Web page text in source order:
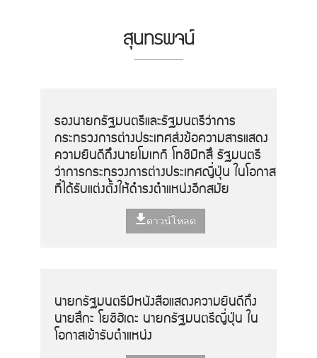
สุนทรพจน์
รองนายกรัฐมนตรีและรัฐมนตรีว่าการ
กระทรวงการต่างประเทศส่งข้อความสารแสดง
ความยินดีถึงนายโมเทกิ โทชิมิทสึ รัฐมนตรี
ว่าการกระทรวงการต่างประเทศญี่ปุ่น ในโอกาส
ที่ได้รับแต่งตั้งให้ดำรงตำแหน่งอีกสมัย
ดาวน์โหลด
นายกรัฐมนตรีมีหนังสือแสดงความยินดีถึง
นายสึกะ โยชิฮิเดะ นายกรัฐมนตรีญี่ปุ่น ใน
โอกาสเข้ารับตำแหน่ง